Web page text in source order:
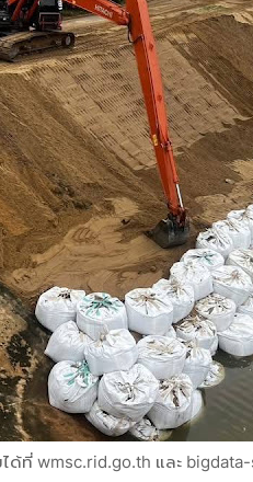
ที่ wmsc.rid.go.th และ